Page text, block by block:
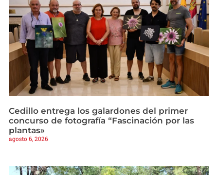
Cedillo entrega los galardones del primer
concurso de fotografía “Fascinación por las
plantas»
agosto 6, 2026